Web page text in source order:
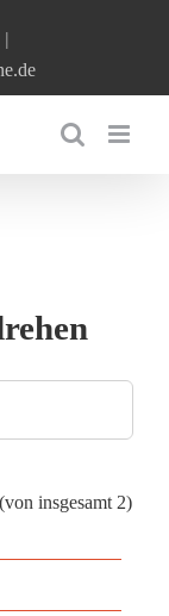
|
insgesamt 2)